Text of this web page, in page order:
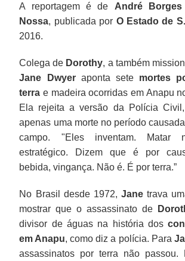
A reportagem é de André Borges
Nossa, publicada por O Estado de
2016.
Colega de Dorothy, a também
Jane Dwyeraponta sete mortes
terra e madeira ocorridas em Anapu
Ela rejeita a versão da Polícia
apenas uma morte no período
campo. "Eles inventam. Matar
estratégico. Dizem que é por
bebida, vingança. Não é. É por terra.”
No Brasil desde 1972, Jane trava
mostrar que o assassinato de
divisor de águas na história dos
em Anapu, como diz a polícia. Para
assassinatos por terra não